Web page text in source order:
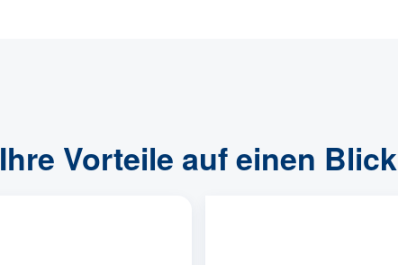
Ihre Vorteile auf einen Blick